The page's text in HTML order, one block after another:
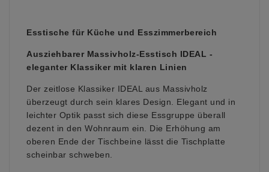
Esstische für Küche und Esszimmerbereich
Ausziehbarer Massivholz-Esstisch IDEAL -
eleganter Klassiker mit klaren Linien
Der zeitlose Klassiker IDEAL aus Massivholz
überzeugt durch sein klares Design. Elegant und in
leichter Optik passt sich diese Essgruppe überall
dezent in den Wohnraum ein. Die Erhöhung am
oberen Ende der Tischbeine lässt die Tischplatte
scheinbar schweben.